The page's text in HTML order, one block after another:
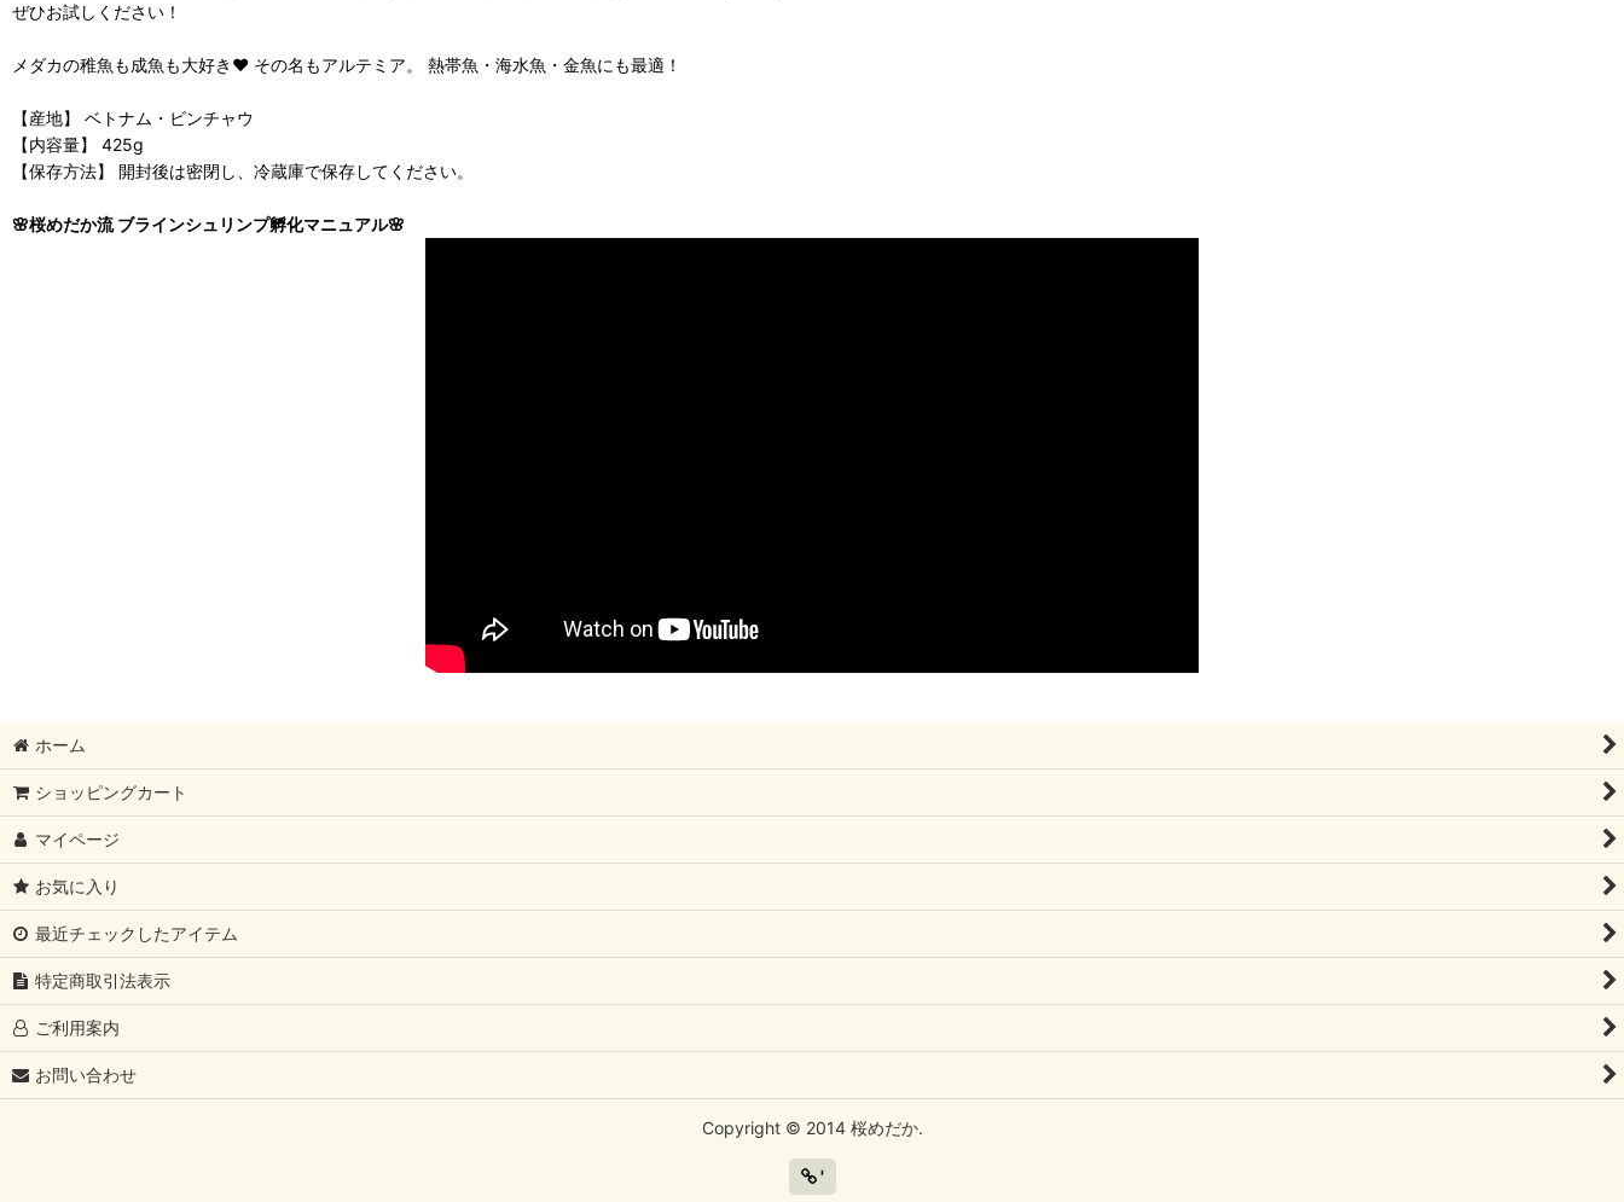
ぜひお試しください！
メダカの稚魚も成魚も大好き❤ その名もアルテミア。 熱帯魚・海水魚・金魚にも最適！
【産地】 ベトナム・ビンチャウ
【内容量】 425g
【保存方法】 開封後は密閉し、冷蔵庫で保存してください。
🌸桜めだか流 ブラインシュリンプ孵化マニュアル🌸
ホーム
ショッピングカート
マイページ
お気に入り
最近チェックしたアイテム
特定商取引法表示
ご利用案内
お問い合わせ
Copyright © 2014 桜めだか.
'